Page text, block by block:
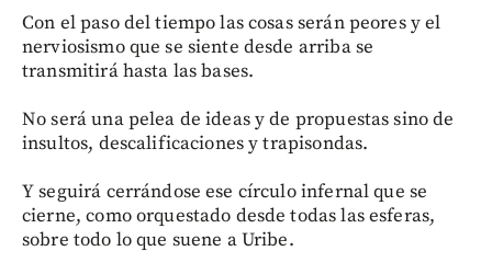
Con el paso del tiempo las cosas serán peores y el
nerviosismo que se siente desde arriba se
transmitirá hasta las bases.
No será una pelea de ideas y de propuestas sino de
insultos, descalificaciones y trapisondas.
Y seguirá cerrándose ese círculo infernal que se
cierne, como orquestado desde todas las esferas,
sobre todo lo que suene a Uribe.